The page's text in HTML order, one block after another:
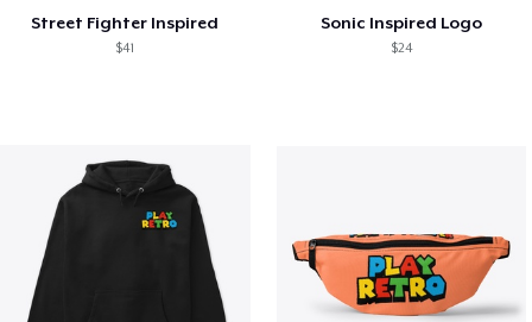
Street Fighter Inspired
$41
Sonic Inspired Logo
$24